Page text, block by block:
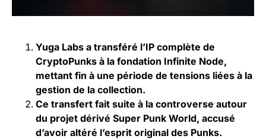
Yuga Labs a transféré l’IP complète de
CryptoPunks à la fondation Infinite Node,
mettant fin à une période de tensions liées à la
gestion de la collection.
Ce transfert fait suite à la controverse autour
du projet dérivé Super Punk World, accusé
d’avoir altéré l’esprit original des Punks.